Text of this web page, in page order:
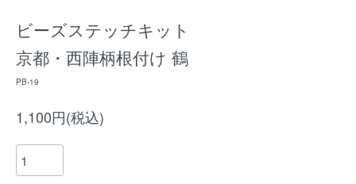
ビーズステッチキット
京都・西陣柄根付け 鶴
PB-19
1,100円(税込)